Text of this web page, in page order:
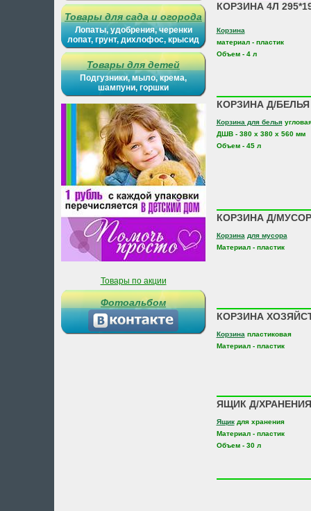
Товары для сада и огорода
Лопаты, удобрения, черенки
лопат, грунт, дихлофос, крысид
Товары для детей
Подгузники, мыло, крема,
шампуни, горшки
Товары по акции
Фотоальбом
КОРЗИНА 4Л
Корзина
материал - пластик
Объем - 4 л
КОРЗИНА Д/БЕЛЬЯ
Корзина для белья
ДШВ - 380 х 380 х 560 мм
Объем - 45 л
КОРЗИНА Д/
Корзина для мусора
Материал - пластик
КОРЗИНА
Корзина пластиковая
Материал - пластик
ЯЩИК Д/
Ящикдля хранения
Материал - пластик
Объем - 30 л